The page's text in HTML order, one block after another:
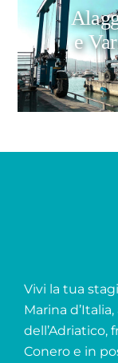
e
Vivi la tua
Marina
dell’Adriatico,
Conero e in